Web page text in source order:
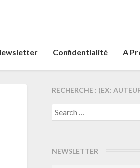
Confidentialité A
RECHERCHE : (EX:
Search
for:
NEWSLETTER